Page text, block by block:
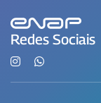
Redes Sociais